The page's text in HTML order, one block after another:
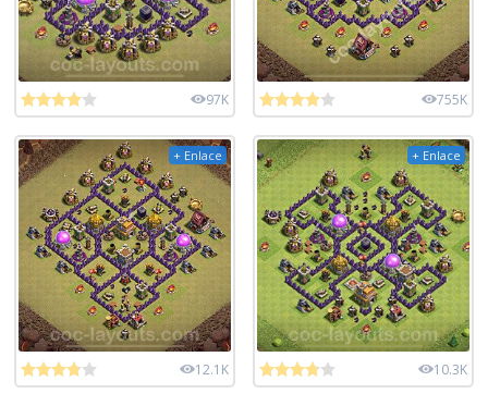
97K 755K
+ Enlace
12.1K
+ Enlace
10.3K